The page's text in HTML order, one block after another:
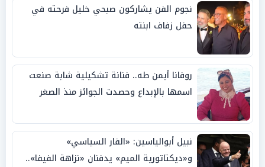
نجوم الفن يشاركون صبحي خليل فرحته في
حفل زفاف ابنته
روفانا أيمن طه.. فنانة تشكيلية شابة صنعت
اسمها بالإبداع وحصدت الجوائز منذ الصغر
نبيل أبوالياسين: «الفار السياسي»
و«ديكتاتورية الميم» يدفنان «نزاهة الفيفا»..